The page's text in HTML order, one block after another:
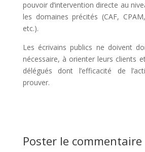
pouvoir d’intervention directe au
les domaines précités (CAF,
etc.).
Les écrivains publics ne doivent
nécessaire, à orienter leurs clients
délégués dont l’efficacité de
prouver.
Poster le commentaire